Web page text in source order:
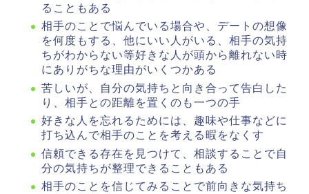
ることもある
相手のことで悩んでいる場合や、デートの想像
を何度もする、他にいい人がいる、相手の気持
ちがわからない等好きな人が頭から離れない時
にありがちな理由がいくつかある
苦しいが、自分の気持ちと向き合って告白した
り、相手との距離を置くのも一つの手
好きな人を忘れるためには、趣味や仕事などに
打ち込んで相手のことを考える暇をなくす
信頼できる存在を見つけて、相談することで自
分の気持ちが整理できることもある
相手のことを信じてみることで前向きな気持ち